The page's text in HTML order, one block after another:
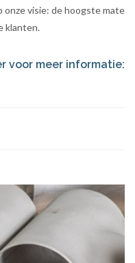
onze visie: de hoogste mate
klanten.
voor meer informatie: